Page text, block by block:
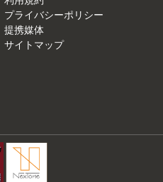
プライバシーポリシー
提携媒体
サイトマップ